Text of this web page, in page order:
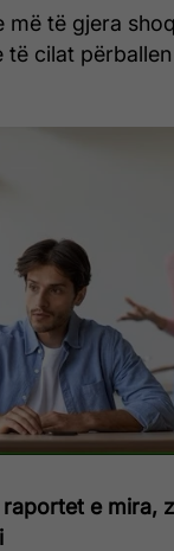
më të gjera
të cilat
raportet e mira,